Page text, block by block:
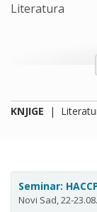
Literаturа
KNJIGE |
Seminar:
Novi Sad, 22-